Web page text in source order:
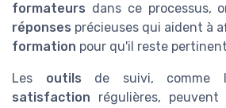
formateurs dans ce processus,
réponses précieuses qui aident à
formation pour qu'il reste
Les outils de suivi, comme
satisfaction régulières,